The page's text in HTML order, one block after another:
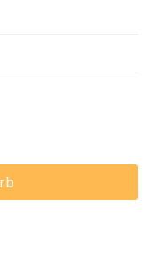
ein oder